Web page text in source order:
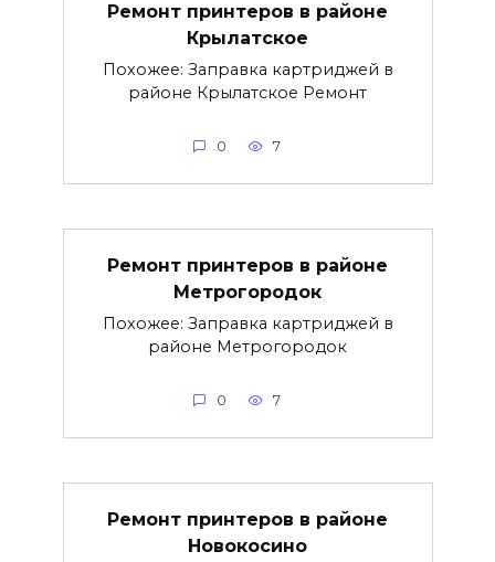
Ремонт принтеров в районе
Крылатское
Похожее: Заправка картриджей в
районе Крылатское Ремонт
0 7
Ремонт принтеров в районе
Метрогородок
Похожее: Заправка картриджей в
районе Метрогородок
0 7
Ремонт принтеров в районе
Новокосино